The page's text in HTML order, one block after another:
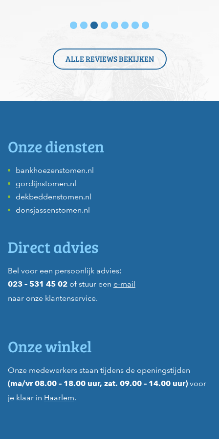
ALLE REVIEWS BEKIJKEN
Onze diensten
bankhoezenstomen.nl
gordijnstomen.nl
dekbeddenstomen.nl
donsjassenstomen.nl
Direct advies
Bel voor een persoonlijk advies:
023 – 531 45 02 of stuur een e-mail
naar onze klantenservice.
Onze winkel
Onze medewerkers staan tijdens de openingstijden
(ma/vr 08.00 – 18.00 uur, zat. 09.00 – 14.00 uur) voor
je klaar in Haarlem.